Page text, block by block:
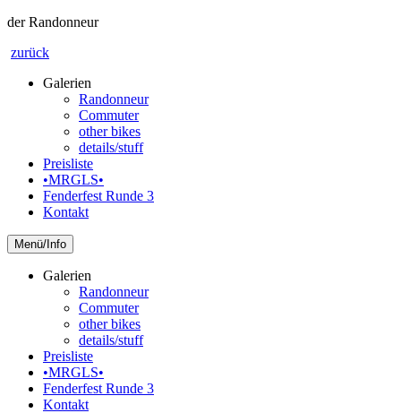
der Randonneur
zurück
Galerien
Randonneur
Commuter
other bikes
details/stuff
Preisliste
•MRGLS•
Fenderfest Runde 3
Kontakt
Info
Galerien
Randonneur
Commuter
other bikes
details/stuff
Preisliste
•MRGLS•
Fenderfest Runde 3
Kontakt